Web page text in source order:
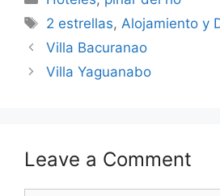
Tags
2 estrellas, Alojamiento y
Villa Bacuranao
Villa Yaguanabo
Leave a Comment